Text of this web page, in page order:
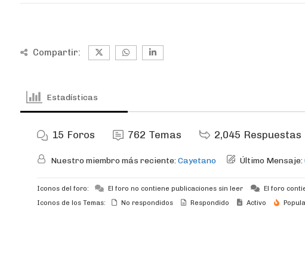
Compartir:
Estadísticas
15 Foros 762 Temas 2,045 Respuestas
Nuestro miembro más reciente:Cayetano Último Mensaje:
Iconos del foro: El foro no contiene publicaciones sin leer
El foro
Iconos de los Temas:
No respondidos Respondido Activo